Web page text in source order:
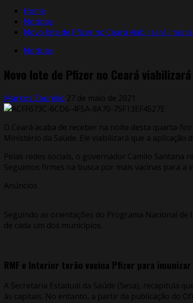
Home
Notícias
Novo lote de Pfizer no Ceará viabilizará
Notícias
Novo lote de Pfizer no Ceará
Markos Zaurelio 27 de maio de 2021
O Ceará acaba de receber na noite desta quarta-
Ministério da Saúde. Ele viabilizará que a
Pelas redes sociais, o governador Camilo Santana
Seguimos firmes na busca por mais vacinas para a
Anúncios
Seguindo as orientações do Programa Nacional de
de cada um dos municípios.
RMF e Interior terão vacina Pfizer para
A Secretaria Estadual da Saúde (Sesa), recapitula
às capitais. No entanto, a partir da publicação do